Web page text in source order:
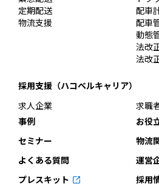
定期配送
物流支援
配車
配車
動態
法改
法改
採用支援（ハコベルキャリア）
求人企業
求職
事例
お役
セミナー
物流
よくある質問
運営
プレスキット
採用